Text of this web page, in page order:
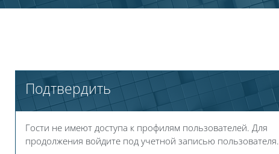
Подтвердить
Гости не имеют доступа к профилям пользователей. Для
продолжения войдите под учетной записью пользователя.